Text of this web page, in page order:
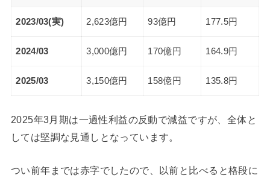
2023/03(実) 2,623億円 93億円 177.5円
2024/03 3,000億円 170億円 164.9円
2025/03 3,150億円 158億円 135.8円
2025年3月期は一過性利益の反動で減益ですが、全体と
しては堅調な見通しとなっています。
つい前年までは赤字でしたので、以前と比べると格段に